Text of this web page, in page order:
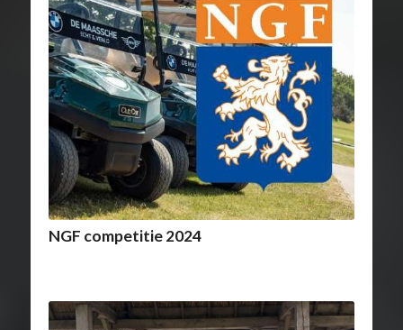
NGF competitie 2024